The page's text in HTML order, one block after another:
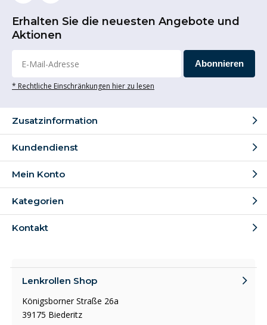
Erhalten Sie die neuesten Angebote und
Aktionen
Abonnieren
* Rechtliche Einschränkungen hier zu lesen
Zusatzinformation
Kundendienst
Mein Konto
Kategorien
Kontakt
Lenkrollen Shop
Königsborner Straße 26a
39175 Biederitz